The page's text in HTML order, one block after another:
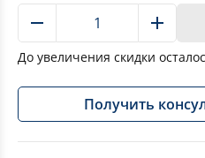
До увеличения скидки
Получить